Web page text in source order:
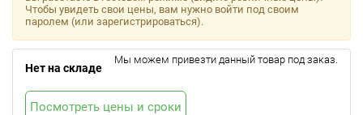
Чтобы увидеть свои цены, вам нужно войти под своим
паролем (или зарегистрироваться).
Нет на складе
Мы можем привезти данный товар под заказ.
Посмотреть цены и сроки